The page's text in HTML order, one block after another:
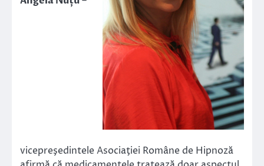
vicepreşedintele Asociaţiei Române de Hipnoză